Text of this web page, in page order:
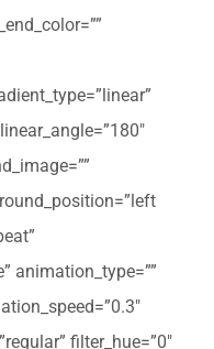
animation_type=””
filter_hue=”0″